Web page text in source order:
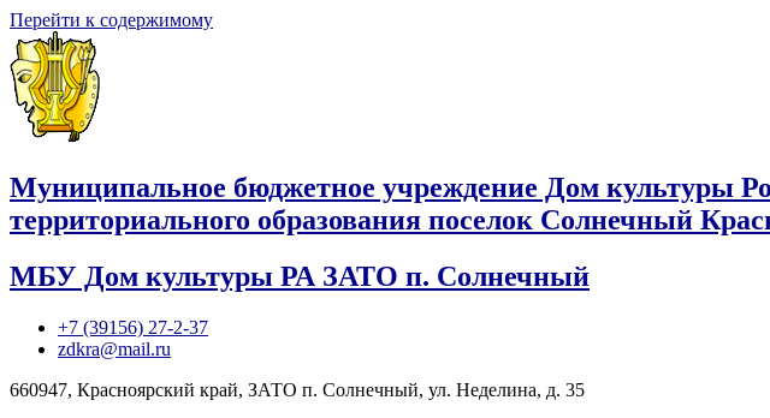
Перейти к содержимому
Муниципальное бюджетное учреждение Дом культуры
территориального образования поселок Солнечный
МБУ Дом культуры РА ЗАТО п. Солнечный
+7 (39156) 27-2-37
zdkra@mail.ru
660947, Красноярский край, ЗАТО п. Солнечный, ул. Неделина, д. 35